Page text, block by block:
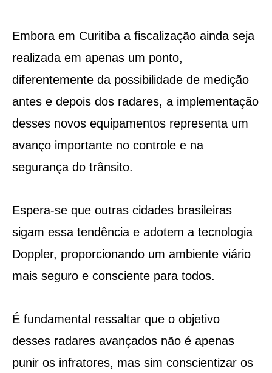
Embora em Curitiba a fiscalização ainda seja
realizada em apenas um ponto,
diferentemente da possibilidade de medição
antes e depois dos radares, a implementação
desses novos equipamentos representa um
avanço importante no controle e na
segurança do trânsito.
Espera-se que outras cidades brasileiras
sigam essa tendência e adotem a tecnologia
Doppler, proporcionando um ambiente viário
mais seguro e consciente para todos.
É fundamental ressaltar que o objetivo
desses radares avançados não é apenas
punir os infratores, mas sim conscientizar os